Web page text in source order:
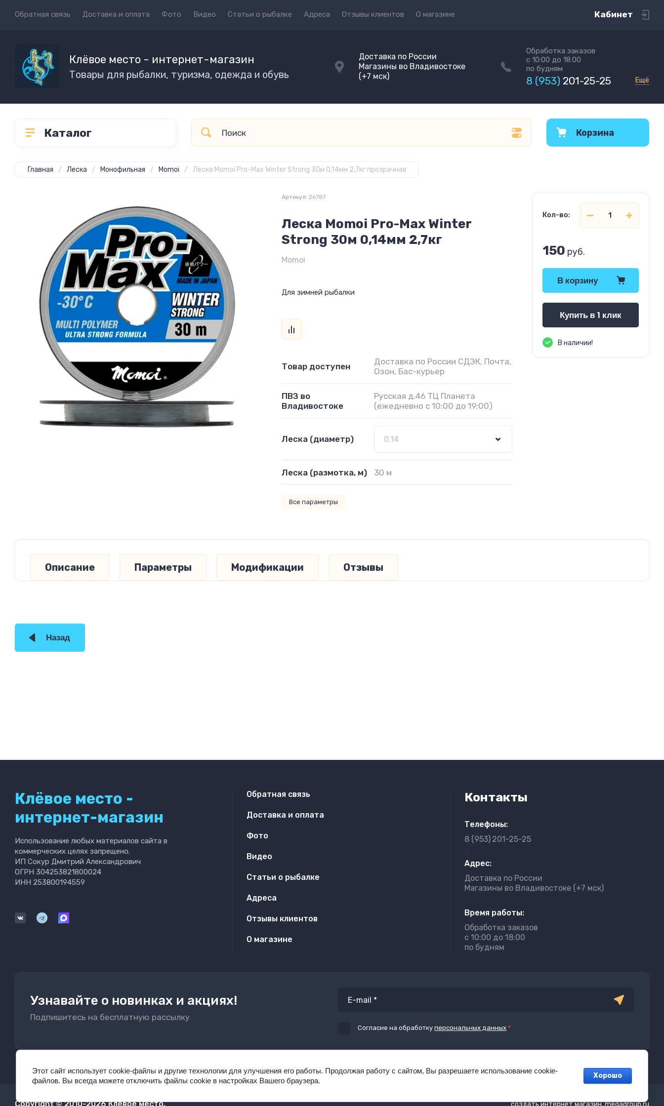
Обратная связь Доставка и оплата Фото Видео Статьи о рыбалке Адреса Отзывы клиентов О магазине Кабинет
Клёвое место - интернет-магазин
Товары для рыбалки, туризма, одежда и обувь
Доставка по России
Магазины во Владивостоке
(+7 мск)
Обработка заказов
с 10:00 до 18:00
по будням
8 (953) 201-25-25 Ещё
Каталог Корзина
Главная / Леска / Монофильная / Momoi / Леска Momoi Pro-Max Winter Strong 30м 0,14мм 2,7кг прозрачная
Артикул: 26787
Леска Momoi Pro-Max Winter
Strong 30м 0,14мм 2,7кг
Momoi
Для зимней рыбалки
Товар доступен
Доставка по России СДЭК, Почта,
Озон, Бас-курьер
ПВЗ во
Владивостоке
Русская д.46 ТЦ Планета
(ежедневно с 10:00 до 19:00)
Леска (диаметр)
Леска (размотка, м) 30 м
Все параметры
Кол-во:
150 руб.
В корзину
Купить в 1 клик
В наличии!
Описание Параметры Модификации Отзывы
Назад
Клёвое место -
интернет-магазин
Использование любых материалов сайта в
коммерческих целях запрещено.
ИП Сокур Дмитрий Александрович
ОГРН 304253821800024
ИНН 253800194559
Обратная связь
Доставка и оплата
Фото
Видео
Статьи о рыбалке
Адреса
Отзывы клиентов
О магазине
Контакты
Телефоны:
8 (953) 201-25-25
Адрес:
Доставка по России
Магазины во Владивостоке (+7 мск)
Время работы:
Обработка заказов
с 10:00 до 18:00
по будням
Узнавайте о новинках и акциях!
Подпишитесь на бесплатную рассылку
Согласие на обработкуперсональных данных *
Copyright © 2010-2026 Клёвое место. создать интернет магазин, megagroup.ru
Этот сайт использует cookie-файлы и другие технологии для улучшения его работы. Продолжая работу с сайтом, Вы разрешаете использование cookie-
файлов. Вы всегда можете отключить файлы cookie в настройках Вашего браузера.
Хорошо